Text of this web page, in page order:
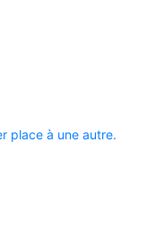
place à une autre.